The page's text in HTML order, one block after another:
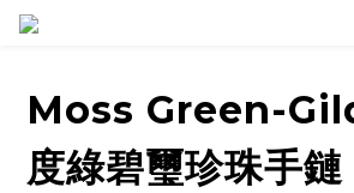
Moss Green-
度綠碧璽珍珠手鏈